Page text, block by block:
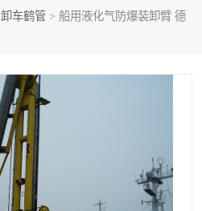
卸车鹤管 > 船用液化气防爆装卸臂 德
液氯鹤管
活动梯
卸车鹤管